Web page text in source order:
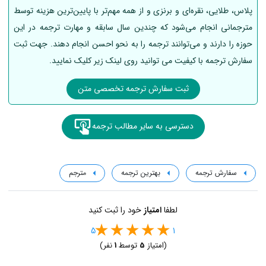
پلاس، طلایی، نقره‌ای و برنزی و از همه مهم‌تر با پایین‌ترین هزینه توسط
مترجمانی انجام می‌شود که چندین سال سابقه و مهارت ترجمه در این
حوزه را دارند و می‌توانند ترجمه را به نحو احسن انجام دهند. جهت ثبت
سفارش ترجمه با کیفیت می توانید روی لینک زیر کلیک نمایید.
ثبت سفارش ترجمه تخصصی متن
دسترسی به سایر مطالب ترجمه
سفارش ترجمه بهترین ترجمه مترجم
لطفاامتیاز خود را ثبت کنید
1
5
(امتیاز 5 توسط1نفر)